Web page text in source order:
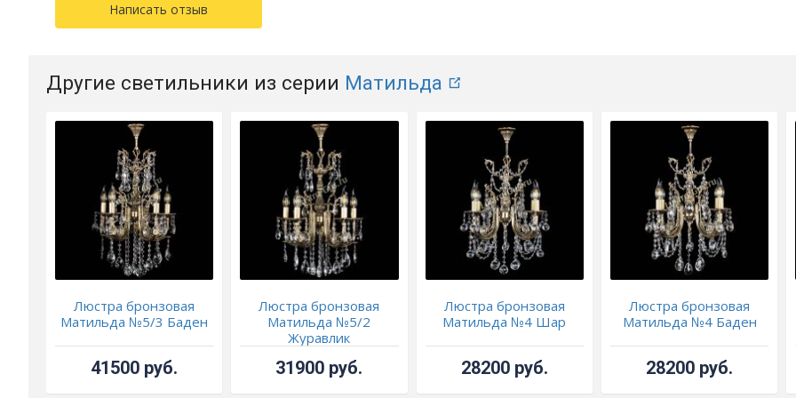
Написать отзыв
Другие светильники из серии Матильда
Люстра бронзовая
Матильда №5/3 Баден
41500 руб.
Люстра бронзовая
Матильда №5/2
Журавлик
31900 руб.
Люстра бронзовая
Матильда №4 Шар
28200 руб.
Люстра бронзовая
Матильда №4 Баден
28200 руб.